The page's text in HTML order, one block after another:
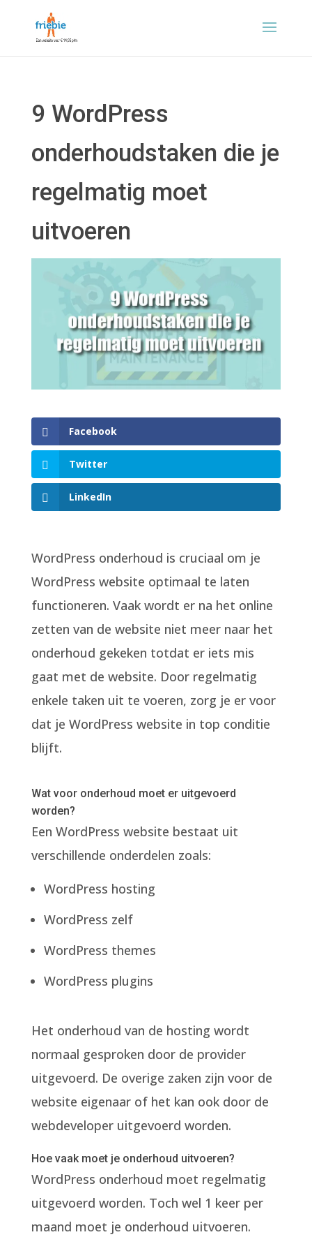
9 WordPress
onderhoudstaken die je
regelmatig moet
uitvoeren
Facebook
Twitter
LinkedIn
WordPress onderhoud is cruciaal om je
WordPress website optimaal te laten
functioneren. Vaak wordt er na het online
zetten van de website niet meer naar het
onderhoud gekeken totdat er iets mis
gaat met de website. Door regelmatig
enkele taken uit te voeren, zorg je er voor
dat je WordPress website in top conditie
blijft.
Wat voor onderhoud moet er uitgevoerd
worden?
Een WordPress website bestaat uit
verschillende onderdelen zoals:
WordPress hosting
WordPress zelf
WordPress themes
WordPress plugins
Het onderhoud van de hosting wordt
normaal gesproken door de provider
uitgevoerd. De overige zaken zijn voor de
website eigenaar of het kan ook door de
webdeveloper uitgevoerd worden.
Hoe vaak moet je onderhoud uitvoeren?
WordPress onderhoud moet regelmatig
uitgevoerd worden. Toch wel 1 keer per
maand moet je onderhoud uitvoeren.